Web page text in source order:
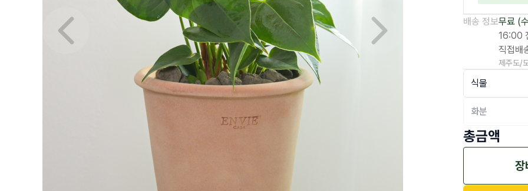
Previous slide Next slide
배송 정보무료 (
16:00
직접배
제주도/
식물
화분
총금액
장